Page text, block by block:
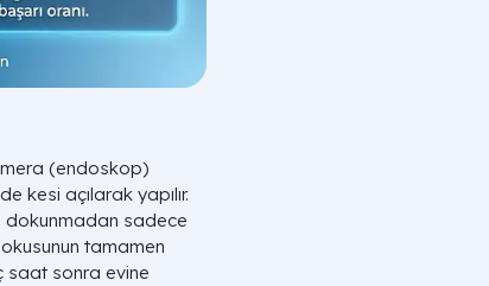
(endoskop)
kesi açılarak yapılır.
dokunmadan sadece
tamamen
saat sonra evine